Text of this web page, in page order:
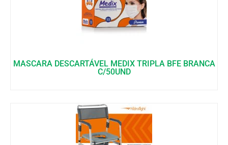
MASCARA DESCARTÁVEL MEDIX TRIPLA BFE BRANCA
C/50UND